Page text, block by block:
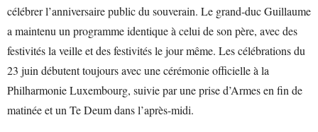
célébrer l’anniversaire public du souverain. Le grand-duc Guillaume
a maintenu un programme identique à celui de son père, avec des
festivités la veille et des festivités le jour même. Les célébrations du
23 juin débutent toujours avec une cérémonie officielle à la
Philharmonie Luxembourg, suivie par une prise d’Armes en fin de
matinée et un Te Deum dans l’après-midi.